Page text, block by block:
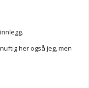
her også jeg, men